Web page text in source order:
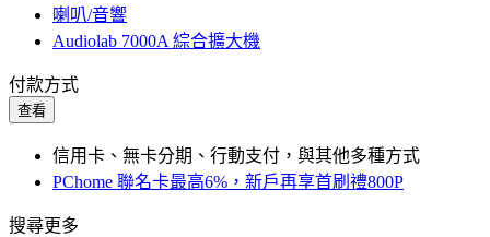
喇叭/音響
Audiolab 7000A 綜合擴大機
付款方式
查看
信用卡、無卡分期、行動支付，與其他多種方式
PChome 聯名卡最高6%，新戶再享首刷禮800P
搜尋更多